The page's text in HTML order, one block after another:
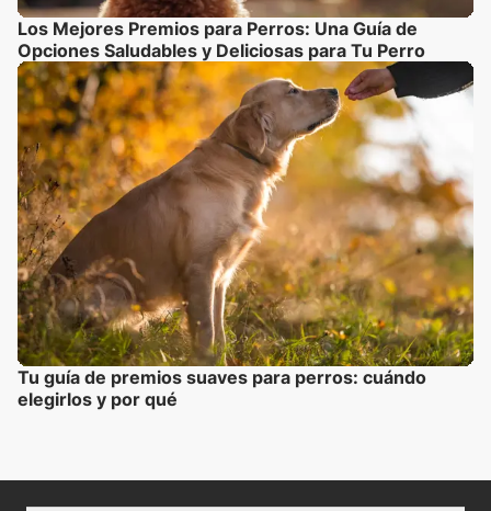
Los Mejores Premios para Perros: Una Guía de
Opciones Saludables y Deliciosas para Tu Perro
Tu guía de premios suaves para perros: cuándo
elegirlos y por qué